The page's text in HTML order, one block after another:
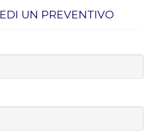
UN PREVENTIVO